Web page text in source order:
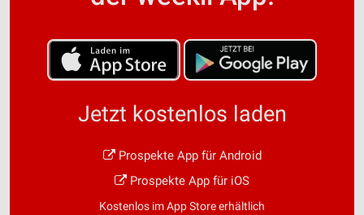
Jetzt kostenlos laden
Prospekte App für Android
Prospekte App für iOS
Kostenlos im App Store erhältlich